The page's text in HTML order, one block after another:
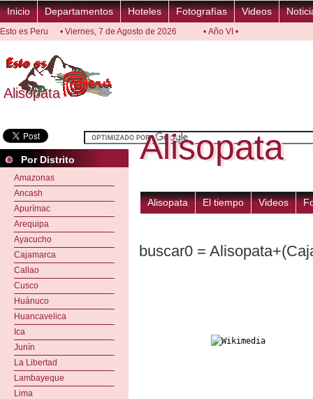
Alisopata
Alisopata
Inicio Departamentos Hoteles Fotografías Videos
Esto es Peru • Viernes, 7 de Agosto de 2026 • Año VI •
Por Distrito
Amazonas
Ancash
Apurímac
Arequipa
Ayacucho
Cajamarca
Callao
Cusco
Huánuco
Huancavelica
Ica
Junín
La Libertad
Lambayeque
Lima
Alisopata
Alisopata
Alisopata El tiempo Videos
buscar0 =